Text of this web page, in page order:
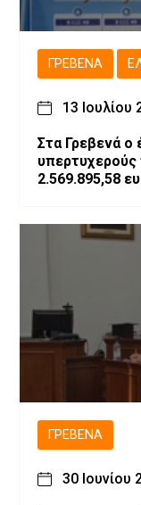
ΓΡΕΒΕΝΆ
13 Ιουλίου
Στα Γρεβενά ο
υπερτυχερούς
2.569.895,58
ΓΡΕΒΕΝΆ
30 Ιουνίου